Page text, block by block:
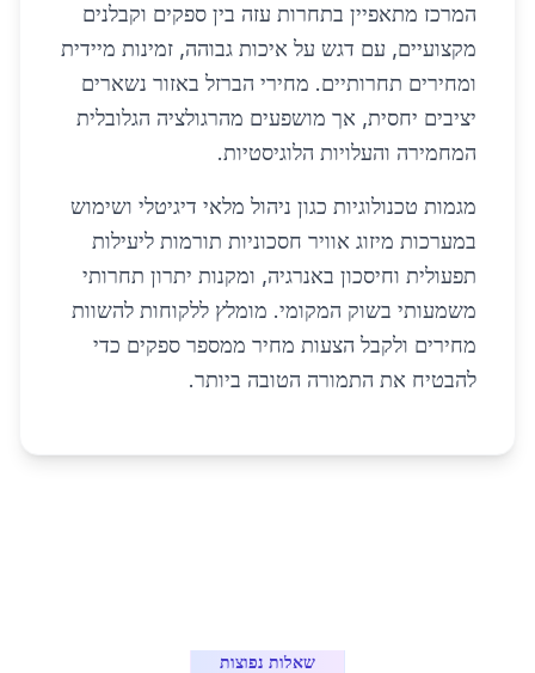
המרכז מתאפיין בתחרות עזה בין ספקים וקבלנים
מקצועיים, עם דגש על איכות גבוהה, זמינות מיידית
ומחירים תחרותיים. מחירי הברזל באזור נשארים
יציבים יחסית, אך מושפעים מהרגולציה הגלובלית
המחמירה והעלויות הלוגיסטיות.
מגמות טכנולוגיות כגון ניהול מלאי דיגיטלי ושימוש
במערכות מיזוג אוויר חסכוניות תורמות ליעילות
תפעולית וחיסכון באנרגיה, ומקנות יתרון תחרותי
משמעותי בשוק המקומי. מומלץ ללקוחות להשוות
מחירים ולקבל הצעות מחיר ממספר ספקים כדי
להבטיח את התמורה הטובה ביותר.
שאלות נפוצות